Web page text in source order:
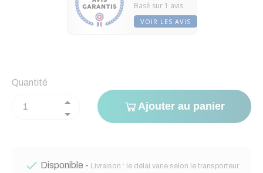
Basé sur 1 avis
VOIR LES AVIS
Quantité
Ajouter au panier
 Disponible - Livraison : le délai varie selon le transporteur